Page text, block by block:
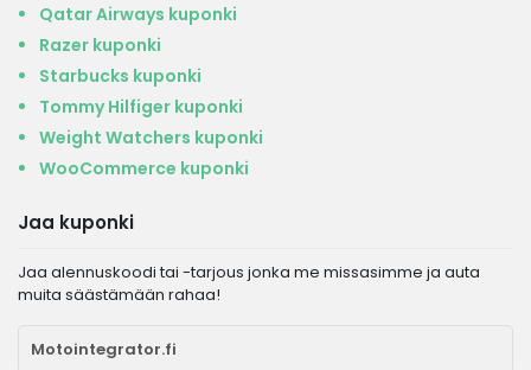
Qatar Airways kuponki
Razer kuponki
Starbucks kuponki
Tommy Hilfiger kuponki
Weight Watchers kuponki
WooCommerce kuponki
Jaa kuponki
Jaa alennuskoodi tai -tarjous jonka me missasimme ja auta
muita säästämään rahaa!